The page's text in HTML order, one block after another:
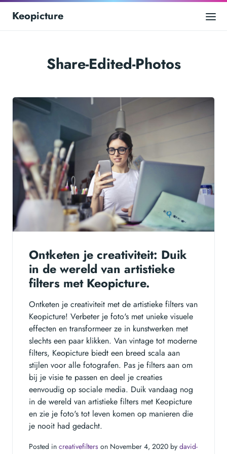
Keopicture
Share-Edited-Photos
Ontketen je creativiteit: Duik
in de wereld van artistieke
filters met Keopicture.
Ontketen je creativiteit met de artistieke filters van
Keopicture! Verbeter je foto's met unieke visuele
effecten en transformeer ze in kunstwerken met
slechts een paar klikken. Van vintage tot moderne
filters, Keopicture biedt een breed scala aan
stijlen voor alle fotografen. Pas je filters aan om
bij je visie te passen en deel je creaties
eenvoudig op sociale media. Duik vandaag nog
in de wereld van artistieke filters met Keopicture
en zie je foto's tot leven komen op manieren die
je nooit had gedacht.
Posted in creativefilters on November 4, 2020 by david-